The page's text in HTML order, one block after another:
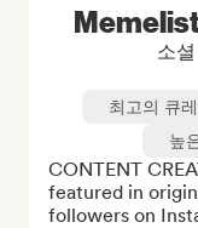
소
최고의 큐
높
CONTENT
featured in
followers on